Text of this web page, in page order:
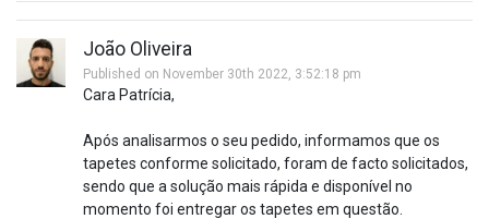
João Oliveira
Published on November 30th 2022, 3:52:18 pm
Cara Patrícia,
Após analisarmos o seu pedido, informamos que os
tapetes conforme solicitado, foram de facto solicitados,
sendo que a solução mais rápida e disponível no
momento foi entregar os tapetes em questão.